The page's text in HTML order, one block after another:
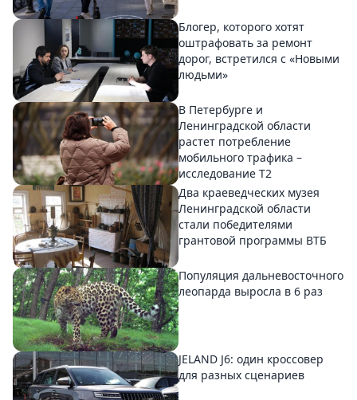
Блогер, которого хотят
оштрафовать за ремонт
дорог, встретился с «Новыми
людьми»
В Петербурге и
Ленинградской области
растет потребление
мобильного трафика –
исследование T2
Два краеведческих музея
Ленинградской области
стали победителями
грантовой программы ВТБ
Популяция дальневосточного
леопарда выросла в 6 раз
JELAND J6: один кроссовер
для разных сценариев